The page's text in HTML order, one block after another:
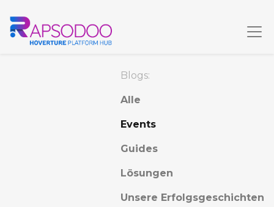
Blogs:
Alle
Events
Guides
Lösungen
Unsere Erfolgsgeschichten